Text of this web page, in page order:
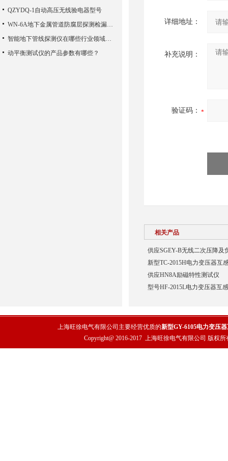
详细地址：
补充说明：
验证码：
相关产品
供应SGEY-B无线二次压降及
新型TC-2015H电力变压器互
供应HN8A励磁特性测试仪
型号HF-2015L电力变压器互
QZYDQ-1自动高压无线验电器型号
WN-6A地下金属管道防腐层探测检漏仪的一些结构特点详细介绍
智能地下管线探测仪在哪些行业领域有广泛应用？
动平衡测试仪的产品参数有哪些？
上海旺徐电气有限公司主要经营优质的新型GY-6105电力变压
Copyright@ 2016-2017 上海旺徐电气有限公司 版权